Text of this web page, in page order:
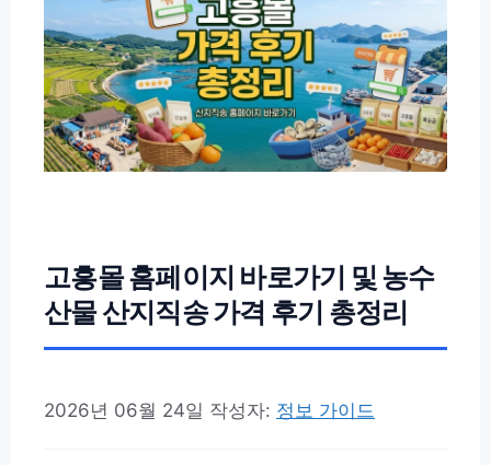
고흥몰 홈페이지 바로가기 및 농수
산물 산지직송 가격 후기 총정리
2026년 06월 24일 작성자: 정보 가이드